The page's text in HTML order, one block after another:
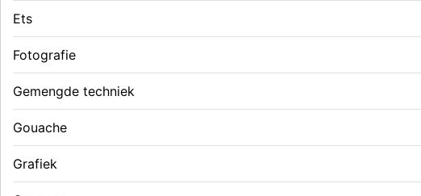
Ets
Fotografie
Gemengde techniek
Gouache
Grafiek